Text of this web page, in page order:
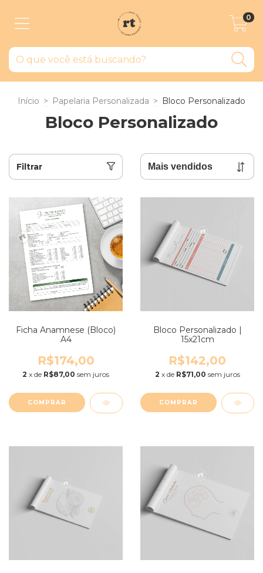
0
Início > Papelaria Personalizada > Bloco Personalizado
Bloco Personalizado
Filtrar
Ficha Anamnese (Bloco)
A4
R$174,00
2 x de R$87,00 sem juros
COMPRAR
Bloco Personalizado |
15x21cm
R$142,00
2 x de R$71,00 sem juros
COMPRAR